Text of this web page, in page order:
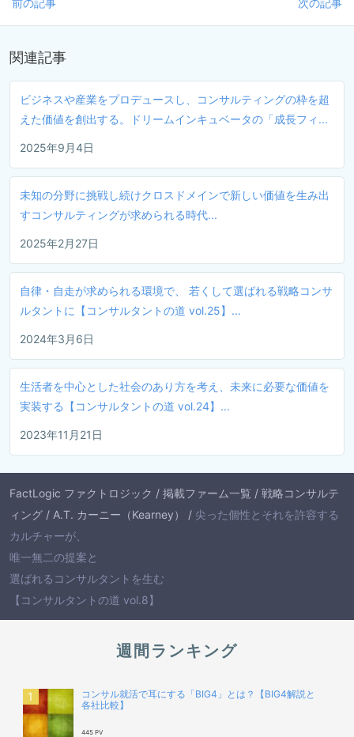
関連記事
ビジネスや産業をプロデュースし、コンサルティングの枠を超
えた価値を創出する。ドリームインキュベータの「成長フィ...
2025年9月4日
未知の分野に挑戦し続けクロスドメインで新しい価値を生み出
すコンサルティングが求められる時代...
2025年2月27日
自律・自走が求められる環境で、 若くして選ばれる戦略コンサ
ルタントに【コンサルタントの道 vol.25】...
2024年3月6日
生活者を中心とした社会のあり方を考え、未来に必要な価値を
実装する【コンサルタントの道 vol.24】...
2023年11月21日
FactLogic ファクトロジック / 掲載ファーム一覧 / 戦略コンサルテ
ィング / A.T. カーニー（Kearney） / 尖った個性とそれを許容する
カルチャーが、
唯一無二の提案と
選ばれるコンサルタントを生む
【コンサルタントの道 vol.8】
週間ランキング
コンサル就活で耳にする「BIG4」とは？【BIG4解説と
各社比較】
445 PV